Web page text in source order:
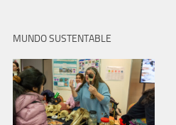
MUNDO SUSTENTABLE